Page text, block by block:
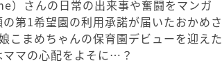
さんの日常の出来事や奮闘をマンガ
第1希望園の利用承諾が届いたおかめさ
こまめちゃんの保育園デビューを迎えた
マの心配をよそに…？